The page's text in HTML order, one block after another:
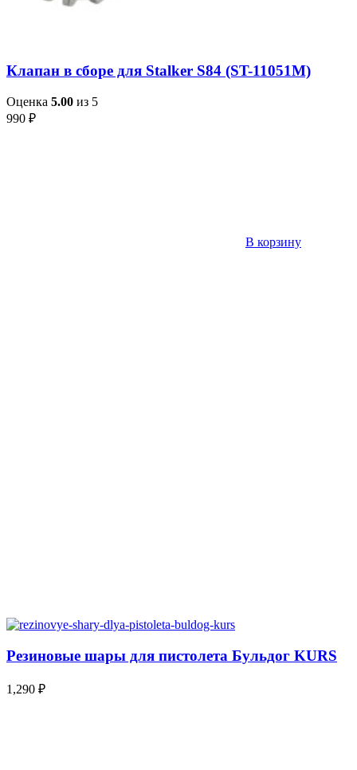
Клапан в сборе для Stalker S84 (ST-11051M)
Оценка 5.00 из 5
990 ₽
В корзину
Резиновые шары для пистолета Бульдог KURS
1,290 ₽